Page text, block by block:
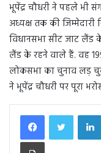
भूपेंद्र चौधरी ने पहले भी
अध्यक्ष तक की जिम्मेदारी
विधानसभा सीट जाट लैंड
लैंड के रहने वाले हैं. वह
लोकसभा का चुनाव लड़
ने भूपेंद्र चौधरी पर पूरा
Print